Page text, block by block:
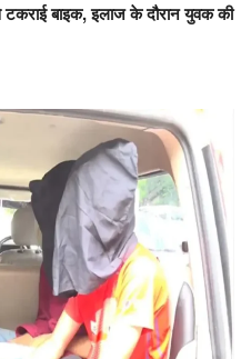
बाइक, इलाज के दौरान युवक की